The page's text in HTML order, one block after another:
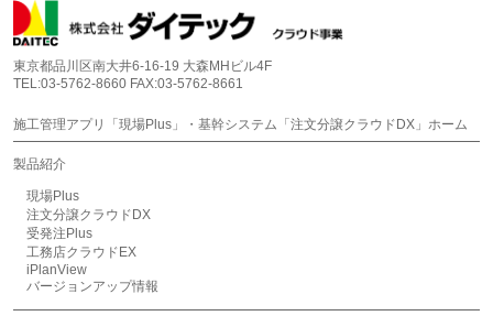
東京都品川区南大井6-16-19 大森MHビル4F
TEL:03-5762-8660 FAX:03-5762-8661
施工管理アプリ「現場Plus」・基幹システム「注文分譲クラウドDX」ホーム
製品紹介
現場Plus
注文分譲クラウドDX
受発注Plus
工務店クラウドEX
iPlanView
バージョンアップ情報